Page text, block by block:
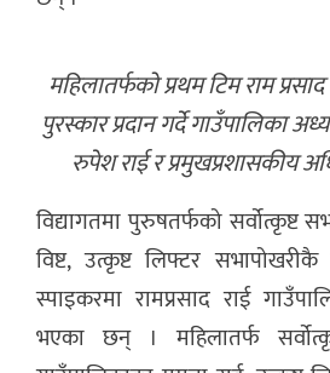
महिलातर्फको प्रथम टिम राम
पुरस्कार प्रदान गर्दे गाउँपालिका
रुपेश राई र प्रमुखप्रशासकीय
विद्यागतमा पुरुषतर्फको सर्वोत्कृष्ट
विष्ट, उत्कृष्ट लिफ्टर
स्पाइकरमा रामप्रसाद राई
भएका छन् । महिलातर्फ